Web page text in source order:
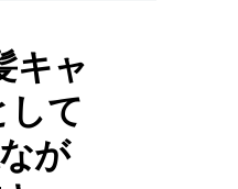
キャ
して
が